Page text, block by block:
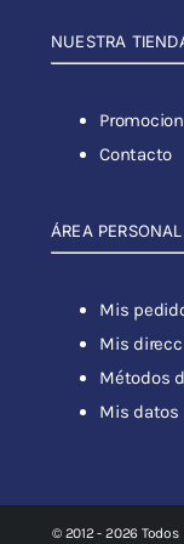
NUESTRA
Contacto
ÁREA PERSONAL
Mis
Mis
Métodos
Mis datos
© 2012 - 2026 Todos